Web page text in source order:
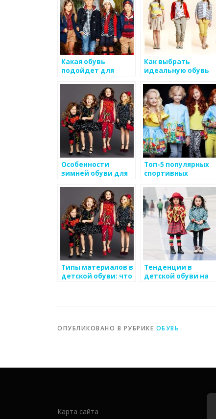
Какая обувь
подойдет для
удобство и защита
Как выбрать
идеальную обувь
комфорт и стиль
Особенности
зимней обуви для
водонепроницаемые
модели
Топ-5 популярных
спортивных
Типы материалов в
детской обуви: что
Тенденции в
детской обуви на
ОПУБЛИКОВАНО В РУБРИКЕ ОБУВЬ
Карта сайта